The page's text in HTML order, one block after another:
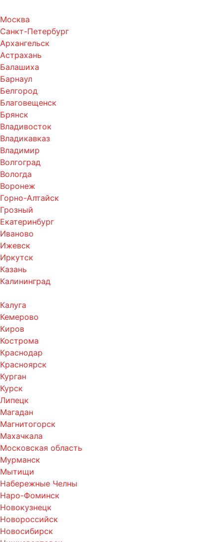
Москва
Санкт-Петербург
Архангельск
Астрахань
Балашиха
Барнаул
Белгород
Благовещенск
Брянск
Владивосток
Владикавказ
Владимир
Волгоград
Вологда
Воронеж
Горно-Алтайск
Грозный
Екатеринбург
Иваново
Ижевск
Иркутск
Казань
Калининград
Калуга
Кемерово
Киров
Кострома
Краснодар
Красноярск
Курган
Курск
Липецк
Магадан
Магнитогорск
Махачкала
Московская область
Мурманск
Мытищи
Набережные Челны
Наро-Фоминск
Новокузнецк
Новороссийск
Новосибирск